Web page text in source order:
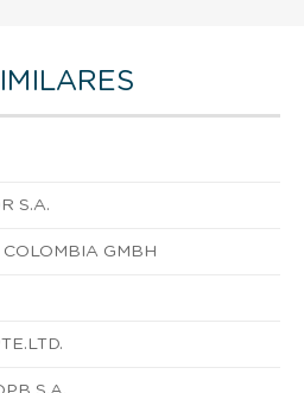
S.A.
GMBH